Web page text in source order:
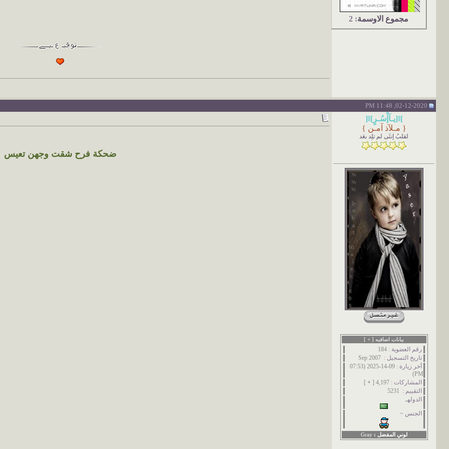
مجموع الاوسمة: 2
]ǁ[يـآإْسُـرٍ]ǁ[
{ مـلآذ آمـن }
لقلبُ إنثَى لم تلِد بعَد
بيانات اضافيه [ +
]
رقم العضوية : 184
تاريخ التسجيل :Sep 2007
أخر زيارة :
09-14-2025 (07:53
PM)
المشاركات : 4,197 [
+
]
التقييم : 5231
الدولهـ
الجنس ~
لوني المفضل : Gray
ضحكة فرح شقت وجهن تعيس